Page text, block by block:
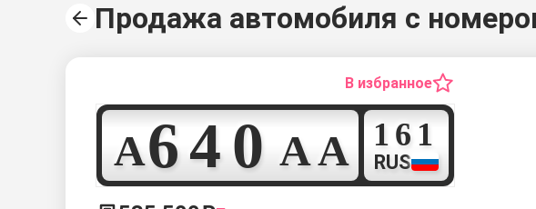
Продажа автомобиля с
В избранное
А6
4
0
АА1
61
RUS